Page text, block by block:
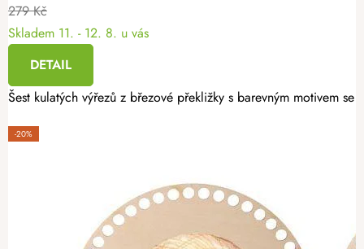
279 Kč
Skladem 11. - 12. 8. u vás
DETAIL
Šest kulatých výřezů z březové překližky s barevným motivem
-20%